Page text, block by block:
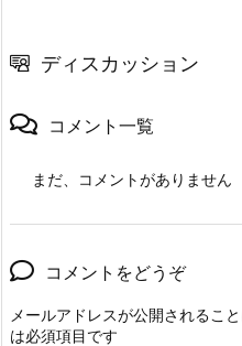
ディスカッション
コメント一覧
まだ、コメントがありません
コメントをどうぞ
メールアドレスが公開されること
は必須項目です